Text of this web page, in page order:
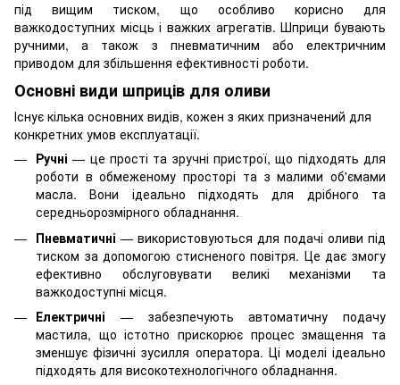
під вищим тиском, що особливо корисно для
важкодоступних місць і важких агрегатів. Шприци бувають
ручними, а також з пневматичним або електричним
приводом для збільшення ефективності роботи.
Основні види шприців для оливи
Існує кілька основних видів, кожен з яких призначений для
конкретних умов експлуатації.
Ручні — це прості та зручні пристрої, що підходять для
роботи в обмеженому просторі та з малими об'ємами
масла. Вони ідеально підходять для дрібного та
середньорозмірного обладнання.
Пневматичні — використовуються для подачі оливи під
тиском за допомогою стисненого повітря. Це дає змогу
ефективно обслуговувати великі механізми та
важкодоступні місця.
Електричні — забезпечують автоматичну подачу
мастила, що істотно прискорює процес змащення та
зменшує фізичні зусилля оператора. Ці моделі ідеально
підходять для високотехнологічного обладнання.